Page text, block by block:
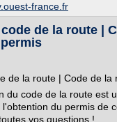
france.fr
de la route |
de la route | Code de la
du code de la route est
du permis de
vos questions !